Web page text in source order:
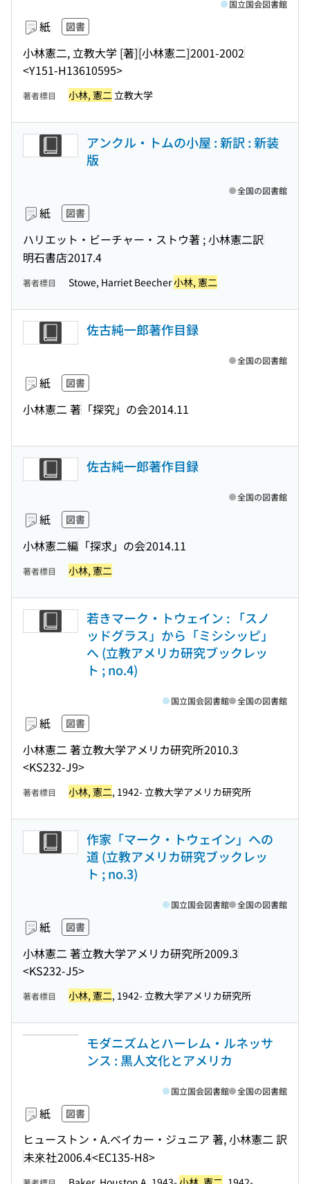
紙 図書
小林憲二, 立教大学 [著][小林憲二]2001-2002
<Y151-H13610595>
国立国会図書館
著者標目 小林, 憲二立教大学
アンクル・トムの小屋 : 新訳 : 新装
版
紙 図書
ハリエット・ビーチャー・ストウ著 ; 小林憲二訳
明石書店2017.4
全国の図書館
著者標目 Stowe, Harriet Beecher小林, 憲二
佐古純一郎著作目録
紙 図書
小林憲二 著 「探究」の会2014.11
全国の図書館
佐古純一郎著作目録
紙 図書
小林憲二編 「探求」の会2014.11
全国の図書館
著者標目 小林, 憲二
若きマーク・トウェイン : 「スノ
ッドグラス」から「ミシシッピ」
へ (立教アメリカ研究ブックレッ
ト ; no.4)
紙 図書
小林憲二 著立教大学アメリカ研究所2010.3
<KS232-J9>
国立国会図書館 全国の図書館
著者標目 小林, 憲二, 1942- 立教大学アメリカ研究所
作家「マーク・トウェイン」への
道 (立教アメリカ研究ブックレッ
ト ; no.3)
紙 図書
小林憲二 著立教大学アメリカ研究所2009.3
<KS232-J5>
国立国会図書館 全国の図書館
著者標目 小林, 憲二, 1942- 立教大学アメリカ研究所
モダニズムとハーレム・ルネッサ
ンス : 黒人文化とアメリカ
紙 図書
ヒューストン・A.ベイカー・ジュニア 著, 小林憲二 訳
未來社2006.4<EC135-H8>
国立国会図書館 全国の図書館